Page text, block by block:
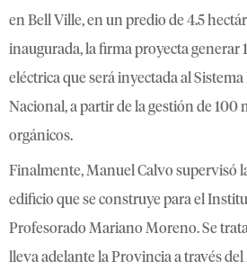
en Bell Ville, en un predio de 4.5
inaugurada, la firma proyecta generar
eléctrica que será inyectada al
Nacional, a partir de la gestión de 100
orgánicos.
Finalmente, Manuel Calvo supervisó
edificio que se construye para el
Profesorado Mariano Moreno. Se
lleva adelante la Provincia a través